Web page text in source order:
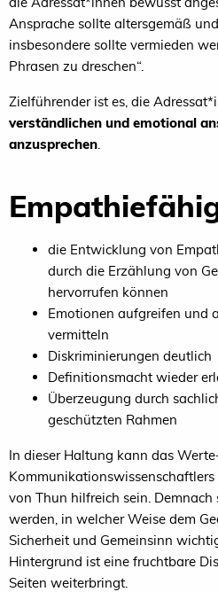
Ansprache sollte altersgemäß
insbesondere sollte vermieden
Phrasen zu dreschen“.
Zielführender ist es, die
verständlichen und emotional
anzusprechen.
die Entwicklung von
durch die Erzählung von
hervorrufen können
Emotionen aufgreifen und
vermitteln
Diskriminierungen deutlich
Definitionsmacht wieder
Überzeugung durch
geschützten Rahmen
In dieser Haltung kann das
Kommunikationswissenschaftlers
von Thun hilfreich sein.
werden, in welcher Weise dem
Sicherheit und Gemeinsinn
Hintergrund ist eine fruchtbare
Seiten weiterbringt.